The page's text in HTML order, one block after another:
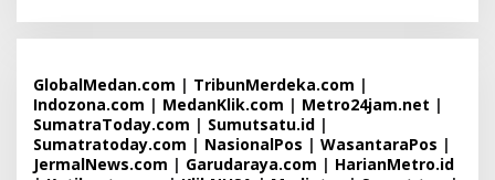
GlobalMedan.com | TribunMerdeka.com |
Indozona.com | MedanKlik.com | Metro24jam.net |
SumatraToday.com | Sumutsatu.id |
Sumatratoday.com | NasionalPos | WasantaraPos |
JermalNews.com | Garudaraya.com | HarianMetro.id